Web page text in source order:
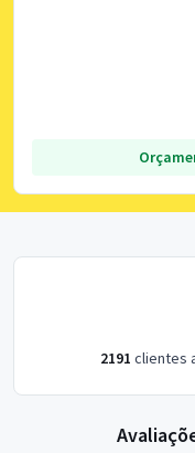
2191 clientes